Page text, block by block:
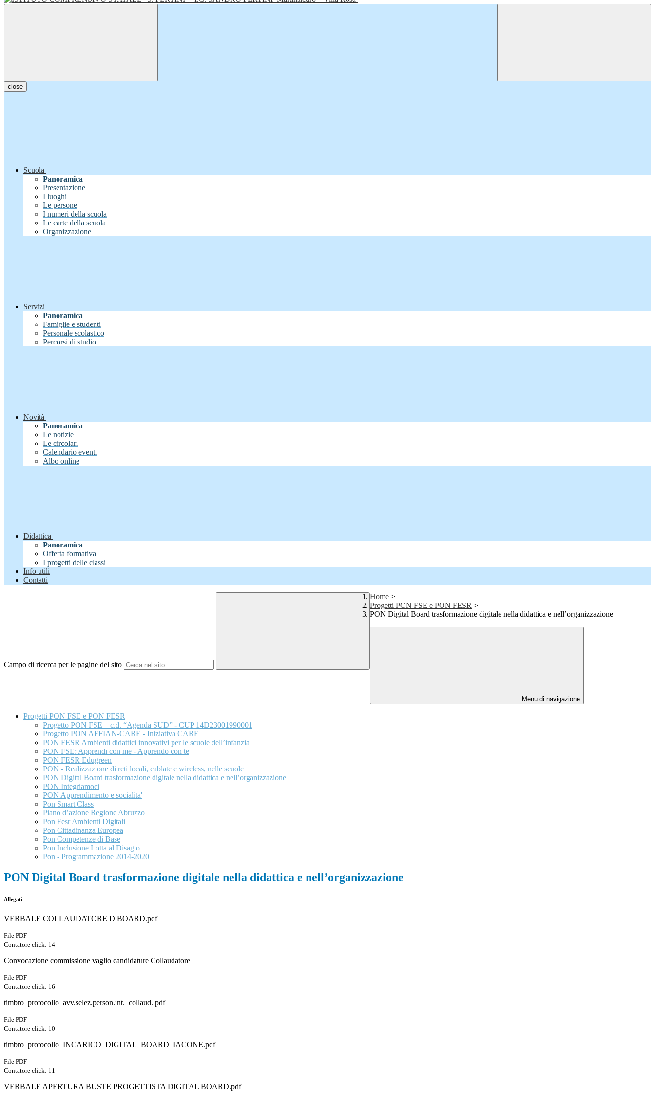
close
Scuola
Panoramica
Presentazione
I luoghi
Le persone
I numeri della scuola
Le carte della scuola
Organizzazione
Servizi
Panoramica
Famiglie e studenti
Personale scolastico
Percorsi di studio
Novità
Panoramica
Le notizie
Le circolari
Calendario eventi
Albo online
Didattica
Panoramica
Offerta formativa
I progetti delle classi
Info utili
Contatti
Campo di ricerca per le pagine del sito
Home >
Progetti PON FSE e PON FESR >
PON Digital Board trasformazione digitale nella didattica e nell’organizzazione
Menu di navigazione
Progetti PON FSE e PON FESR
Progetto PON FSE – c.d. “Agenda SUD” - CUP 14D23001990001
Progetto PON AFFIAN-CARE - Iniziativa CARE
PON FESR Ambienti didattici innovativi per le scuole dell’infanzia
PON FSE: Apprendi con me - Apprendo con te
PON FESR Edugreen
PON - Realizzazione di reti locali, cablate e wireless, nelle scuole
PON Digital Board trasformazione digitale nella didattica e nell’organizzazione
PON Integriamoci
PON Apprendimento e socialita'
Pon Smart Class
Piano d’azione Regione Abruzzo
Pon Fesr Ambienti Digitali
Pon Cittadinanza Europea
Pon Competenze di Base
Pon Inclusione Lotta al Disagio
Pon - Programmazione 2014-2020
PON Digital Board trasformazione digitale nella didattica e nell’organizzazione
Allegati
VERBALE COLLAUDATORE D BOARD.pdf
File PDF
Contatore click: 14
Convocazione commissione vaglio candidature Collaudatore
File PDF
Contatore click: 16
timbro_protocollo_avv.selez.person.int._collaud..pdf
File PDF
Contatore click: 10
timbro_protocollo_INCARICO_DIGITAL_BOARD_IACONE.pdf
File PDF
Contatore click: 11
VERBALE APERTURA BUSTE PROGETTISTA DIGITAL BOARD.pdf